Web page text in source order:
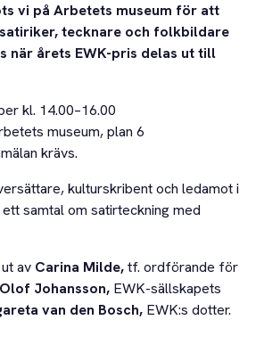
vi på Arbetets museum för att
tecknare och folkbildare
när årets EWK-pris delas ut till
kl. 14.00–16.00
museum, plan 6
krävs.
kulturskribent och ledamot i
samtal om satirteckning med
av Carina Milde,tf. ordförande för
Johansson, EWK-sällskapets
van den Bosch, EWK:s dotter.